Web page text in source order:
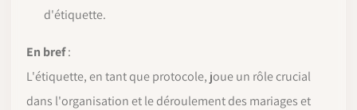
d'étiquette.
En bref:
L'étiquette, en tant que protocole, joue un rôle crucial
dans l'organisation et le déroulement des mariages et